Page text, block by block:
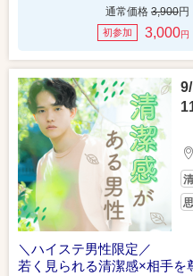
通常価格 3,900円
初参加 3,000円
＼ハイステ男性限定／
若く見られる清潔感×相手を